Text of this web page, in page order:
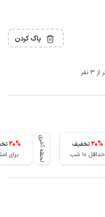
پاک کردن
20%
تخفیف
حداقل 10 شب
لحظه آخری 20%
برای